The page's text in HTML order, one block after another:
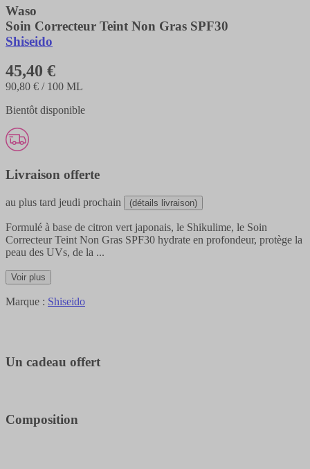
Waso
Soin Correcteur Teint Non Gras SPF30
Shiseido
45,40 €
90,80 € / 100 ML
Bientôt disponible
Livraison offerte
au plus tard jeudi prochain (détails livraison)
Formulé à base de citron vert japonais, le Shikulime, le Soin
Correcteur Teint Non Gras SPF30 hydrate en profondeur, protège la
peau des UVs, de la ...
Voir plus
Marque : Shiseido
Un cadeau offert
Composition